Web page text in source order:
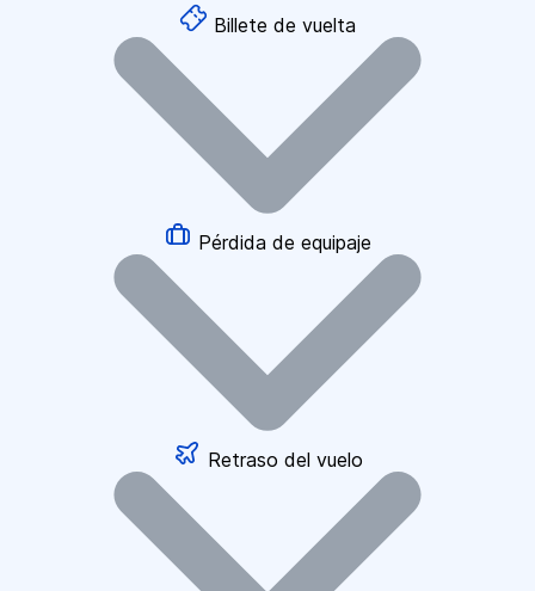
Billete de vuelta
Pérdida de equipaje
Retraso del vuelo